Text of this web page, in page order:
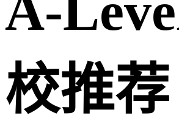
校推荐